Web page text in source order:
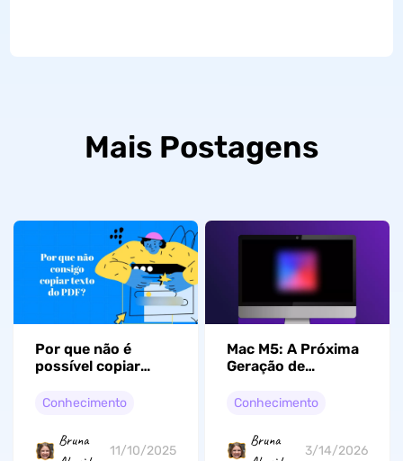
Mais Postagens
Por que não é
possível copiar
Soluções!
Conhecimento
Bruna
11/10/2025
Mac M5: A Próxima
Geração de
Apple
Conhecimento
Bruna
3/14/2026